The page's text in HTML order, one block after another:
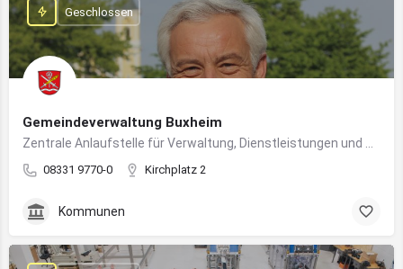
Gemeindeverwaltung Buxheim
08331 9770-0 Kirchplatz 2
Geschlossen
Kommunen